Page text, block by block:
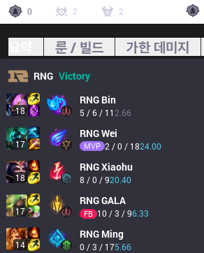
0
2 2
룬 / 빌드 가한 데미지
RNG Victory
18
RNG Bin
5 / 6 / 11 2.66
17
RNGWei
MVP 2 / 0 / 1824.00
18
RNGXiaohu
8 / 0 / 920.40
17
RNGGALA
FB 10 / 3 / 96.33
14
RNG Ming
0 / 3 / 175.66